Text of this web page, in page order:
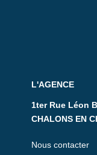
L'AGENCE
1ter Rue Léon
CHALONS EN
Nous contacter